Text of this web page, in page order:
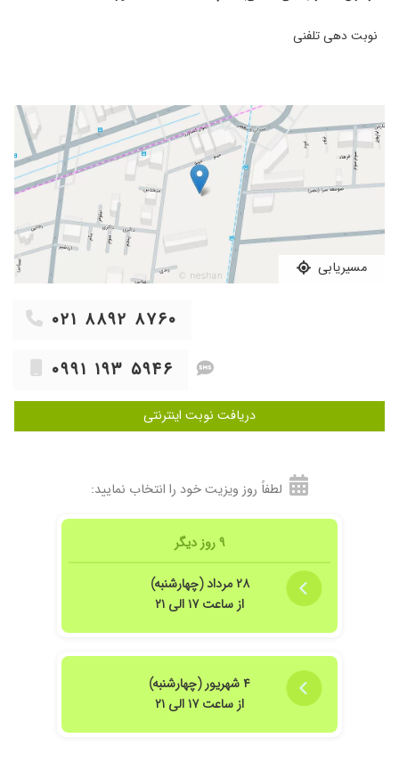
دکتر خوبی هستن
خیلی دکتر دقیق باحوصله وعالی هستن
دکتر خوبی بود ۱۴۰۳/۰۷/۱۳
هنوز تحت درمانم ۱۴۰۰/۰۴/۰۵
اقای دکترمهیار نوربخش عالییی هستند ۱۴۰۴/۱۲/۰۶
۱۴۰۰/۰۶/۳۰
نوبت دهی تلفنی
مسیریابی
۰۲۱ ۸۸۹۲ ۸۷۶۰
۰۹۹۱ ۱۹۳ ۵۹۴۶
دریافت نوبت اینترنتی
لطفاً روز ویزیت خود را انتخاب نمایید:
۹ روز دیگر
۲۸ مرداد (چهارشنبه)
از ساعت ۱۷ الی ۲۱
۴ شهریور (چهارشنبه)
از ساعت ۱۷ الی ۲۱